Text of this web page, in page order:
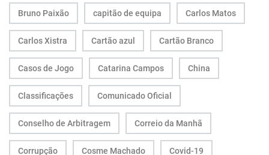
Bruno Paixão capitão de equipa Carlos Matos
Carlos Xistra Cartão azul Cartão Branco
Casos de Jogo Catarina Campos China
Classificações Comunicado Oficial
Conselho de Arbitragem Correio da Manhã
Corrupção Cosme Machado Covid-19